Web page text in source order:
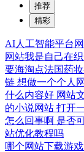
推荐
精彩
AI人工智能平台
网站我是自己在
要海淘点法国药
链 想做一个个人
什么内容好 网站
的小说网站 打开
怎么回事啊 是否
站优化教程吗
哪个网站下载游